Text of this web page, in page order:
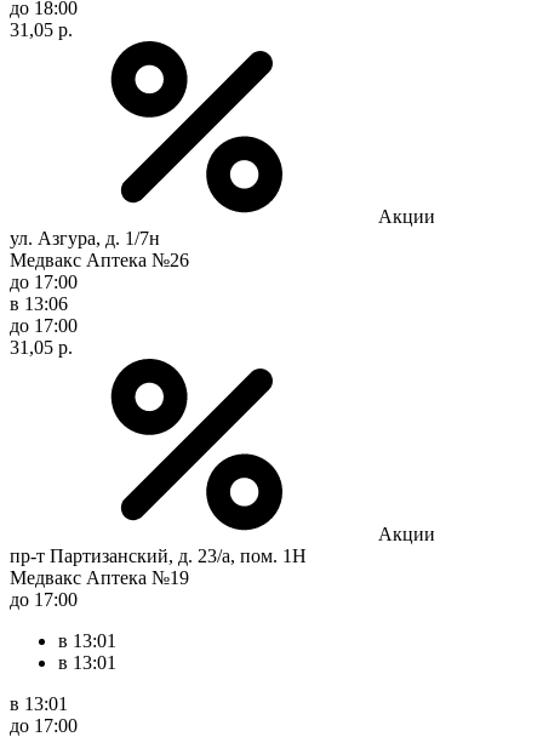
до 18:00
31,05 р.
Акции
ул. Азгура, д. 1/7н
Медвакс Аптека №26
до 17:00
в 13:06
до 17:00
31,05 р.
Акции
пр-т Партизанский, д. 23/а, пом. 1Н
Медвакс Аптека №19
до 17:00
в 13:01
в 13:01
в 13:01
до 17:00